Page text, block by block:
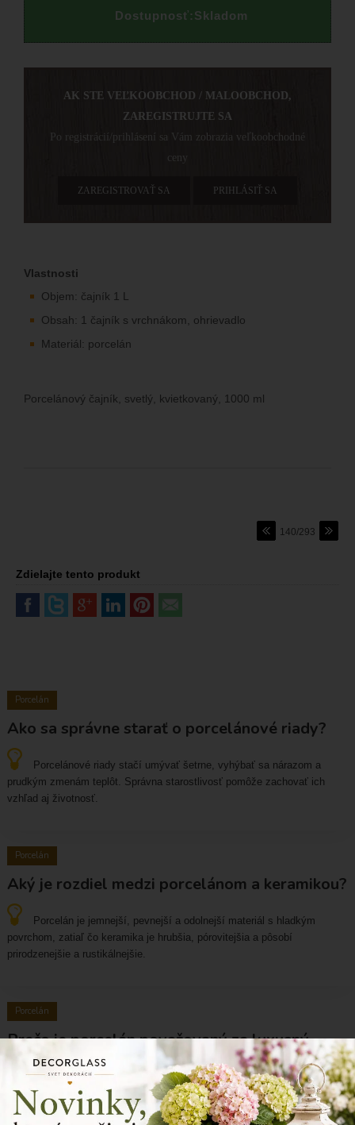
Dostupnosť: Skladom
AK STE VEĽKOOBCHOD / MALOOBCHOD,
ZAREGISTRUJTE SA
Po registrácií/prihlásení sa Vám zobrazia veľkoobchodné
ceny
ZAREGISTROVAŤ SA PRIHLÁSIŤ SA
Vlastnosti
Objem: čajník 1 L
Obsah: 1 čajník s vrchnákom, ohrievadlo
Materiál: porcelán
Porcelánový čajník, svetlý, kvietkovaný, 1000 ml
140/293
Zdielajte tento produkt
Porcelán
Ako sa správne starať o porcelánové riady?
Porcelánové riady stačí umývať šetrne, vyhýbať sa nárazom a
prudkým zmenám teplôt. Správna starostlivosť pomôže zachovať ich
vzhľad aj životnosť.
Porcelán
Aký je rozdiel medzi porcelánom a keramikou?
Porcelán je jemnejší, pevnejší a odolnejší materiál s hladkým
povrchom, zatiaľ čo keramika je hrubšia, pórovitejšia a pôsobí
prirodzenejšie a rustikálnejšie.
Porcelán
Prečo je porcelán považovaný za luxusný
materiál?
Porcelán je považovaný za luxusný materiál vďaka svojej jemnosti,
elegantnému vzhľadu, vysokej kvalite spracovania a dlhej životnosti. Už